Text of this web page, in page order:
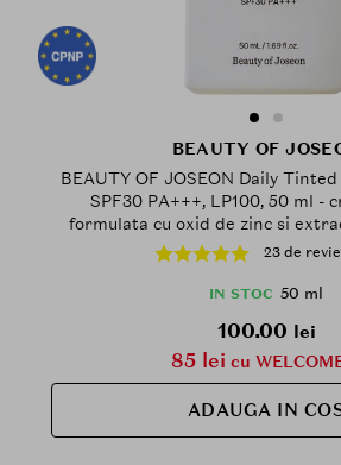
BEAUTY OF
BEAUTY OF JOSEON Daily
SPF30 PA+++, LP100, 50 ml -
formulata cu oxid de zinc si
Capillaris, care contribuie la
metinerea aspectului echilibrat
23 de
IN STOC 50 ml
100.00 lei
85 lei cu
ADAUGA IN